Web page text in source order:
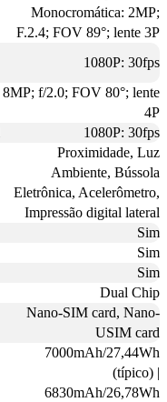
Monocromática: 2MP;
F.2.4; FOV 89°; lente 3P
1080P: 30fps
8MP; f/2.0; FOV 80°; lente
4P
1080P: 30fps
Proximidade, Luz
Ambiente, Bússola
Eletrônica, Acelerômetro,
Impressão digital lateral
Sim
Sim
Sim
Dual Chip
Nano-SIM card, Nano-
USIM card
7000mAh/27,44Wh
(típico) |
6830mAh/26,78Wh